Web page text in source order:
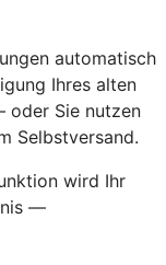
automatisch
Ihres alten
oder Sie nutzen
Selbstversand.
wird Ihr
—